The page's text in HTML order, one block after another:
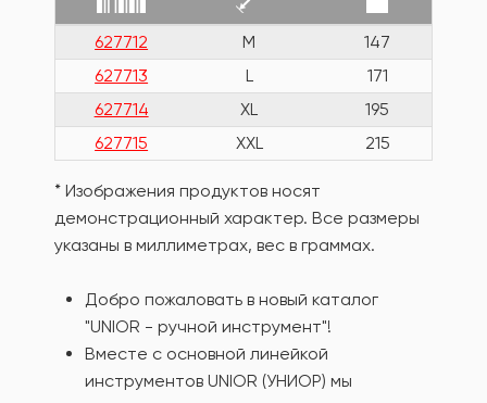
627712 M
147
627713
L
171
627714
XL
195
627715
XXL 215
* Изображения продуктов носят
демонстрационный характер. Все размеры
указаны в миллиметрах, вес в граммах.
Добро пожаловать в новый каталог
"UNIOR - ручной инструмент"!
Вместе с основной линейкой
инструментов UNIOR (УНИОР) мы